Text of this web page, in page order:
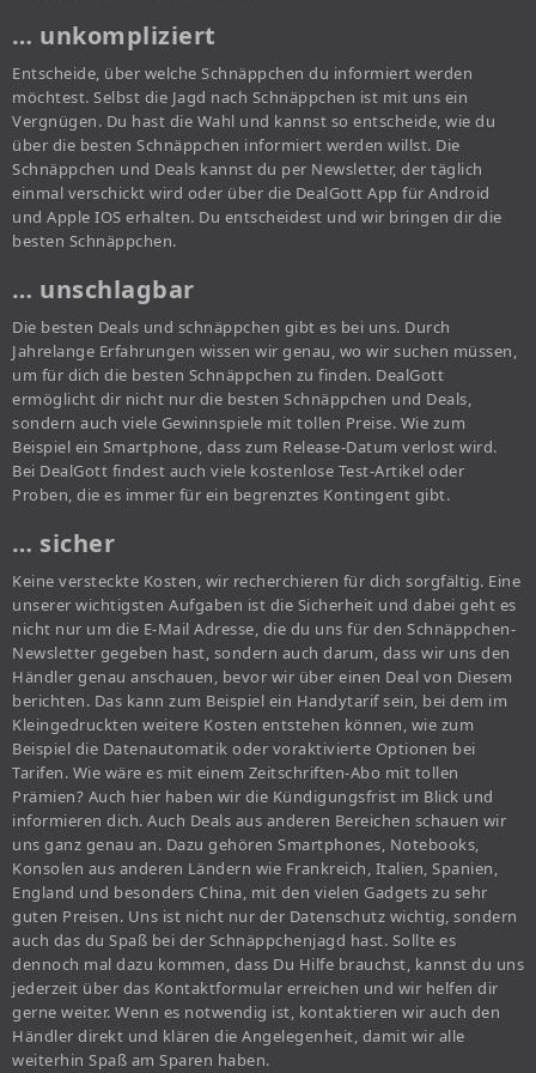
… unkompliziert
Entscheide, über welche Schnäppchen du informiert werden
möchtest. Selbst die Jagd nach Schnäppchen ist mit uns ein
Vergnügen. Du hast die Wahl und kannst so entscheide, wie du
über die besten Schnäppchen informiert werden willst. Die
Schnäppchen und Deals kannst du per Newsletter, der täglich
einmal verschickt wird oder über die DealGott App für Android
und Apple IOS erhalten. Du entscheidest und wir bringen dir die
besten Schnäppchen.
… unschlagbar
Die besten Deals und schnäppchen gibt es bei uns. Durch
Jahrelange Erfahrungen wissen wir genau, wo wir suchen müssen,
um für dich die besten Schnäppchen zu finden. DealGott
ermöglicht dir nicht nur die besten Schnäppchen und Deals,
sondern auch viele Gewinnspiele mit tollen Preise. Wie zum
Beispiel ein Smartphone, dass zum Release-Datum verlost wird.
Bei DealGott findest auch viele kostenlose Test-Artikel oder
Proben, die es immer für ein begrenztes Kontingent gibt.
… sicher
Keine versteckte Kosten, wir recherchieren für dich sorgfältig. Eine
unserer wichtigsten Aufgaben ist die Sicherheit und dabei geht es
nicht nur um die E-Mail Adresse, die du uns für den Schnäppchen-
Newsletter gegeben hast, sondern auch darum, dass wir uns den
Händler genau anschauen, bevor wir über einen Deal von Diesem
berichten. Das kann zum Beispiel ein Handytarif sein, bei dem im
Kleingedruckten weitere Kosten entstehen können, wie zum
Beispiel die Datenautomatik oder voraktivierte Optionen bei
Tarifen. Wie wäre es mit einem Zeitschriften-Abo mit tollen
Prämien? Auch hier haben wir die Kündigungsfrist im Blick und
informieren dich. Auch Deals aus anderen Bereichen schauen wir
uns ganz genau an. Dazu gehören Smartphones, Notebooks,
Konsolen aus anderen Ländern wie Frankreich, Italien, Spanien,
England und besonders China, mit den vielen Gadgets zu sehr
guten Preisen. Uns ist nicht nur der Datenschutz wichtig, sondern
auch das du Spaß bei der Schnäppchenjagd hast. Sollte es
dennoch mal dazu kommen, dass Du Hilfe brauchst, kannst du uns
jederzeit über das Kontaktformular erreichen und wir helfen dir
gerne weiter. Wenn es notwendig ist, kontaktieren wir auch den
Händler direkt und klären die Angelegenheit, damit wir alle
weiterhin Spaß am Sparen haben.